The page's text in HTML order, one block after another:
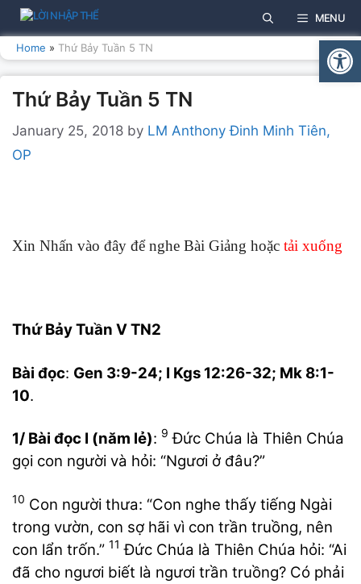
Skip
to
content
MENU
Home » Thứ Bảy Tuần 5 TN
Thứ Bảy Tuần 5 TN
January 25, 2018 by LM Anthony Đinh Minh Tiên,
OP
Xin Nhấn vào đây để nghe Bài Giảng hoặc tải xuống
Thứ Bảy Tuần V TN2
Bài đọc: Gen 3:9-24; I Kgs 12:26-32; Mk 8:1-
10.
1/ Bài đọc I (năm lẻ): 9 Đức Chúa là Thiên Chúa
gọi con người và hỏi: “Ngươi ở đâu?”
10 Con người thưa: “Con nghe thấy tiếng Ngài
trong vườn, con sợ hãi vì con trần truồng, nên
con lẩn trốn.” 11 Đức Chúa là Thiên Chúa hỏi: “Ai
đã cho ngươi biết là ngươi trần truồng? Có phải